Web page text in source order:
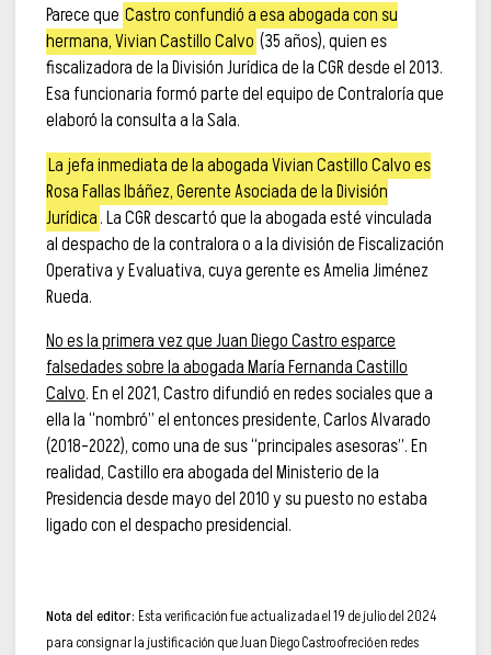
Parece que Castro confundió a esa abogada con su
hermana, Vivian Castillo Calvo (35 años), quien es
fiscalizadora de la División Jurídica de la CGR desde el 2013.
Esa funcionaria formó parte del equipo de Contraloría que
elaboró la consulta a la Sala.
La jefa inmediata de la abogada Vivian Castillo Calvo es
Rosa Fallas lbáñez, Gerente Asociada de la División
Jurídica. La CGR descartó que la abogada esté vinculada
al despacho de la contralora o a la división de Fiscalización
Operativa y Evaluativa, cuya gerente es Amelia Jiménez
Rueda.
No es la primera vez que Juan Diego Castro esparce
falsedades sobre la abogada María Fernanda Castillo
Calvo. En el 2021, Castro difundió en redes sociales que a
ella la “nombró” el entonces presidente, Carlos Alvarado
(2018-2022), como una de sus “principales asesoras”. En
realidad, Castillo era abogada del Ministerio de la
Presidencia desde mayo del 2010 y su puesto no estaba
ligado con el despacho presidencial.
Nota del editor: Esta verificación fue actualizada el 19 de julio del 2024
para consignar la justificación que Juan Diego Castro ofreció en redes